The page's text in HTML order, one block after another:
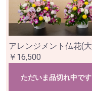
アレンジメント仏花(
￥16,500
ただいま品切れ中です